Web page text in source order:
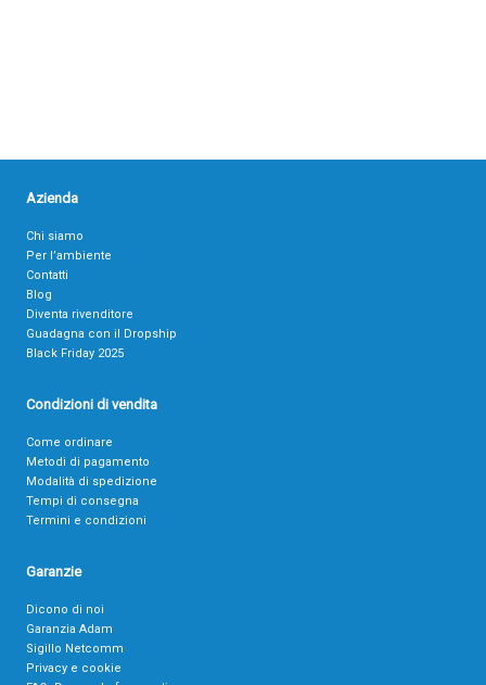
Azienda
Chi siamo
Per l’ambiente
Contatti
Blog
Diventa rivenditore
Guadagna con il Dropship
Black Friday 2025
Condizioni di vendita
Come ordinare
Metodi di pagamento
Modalità di spedizione
Tempi di consegna
Termini e condizioni
Garanzie
Dicono di noi
Garanzia Adam
Sigillo Netcomm
Privacy e cookie